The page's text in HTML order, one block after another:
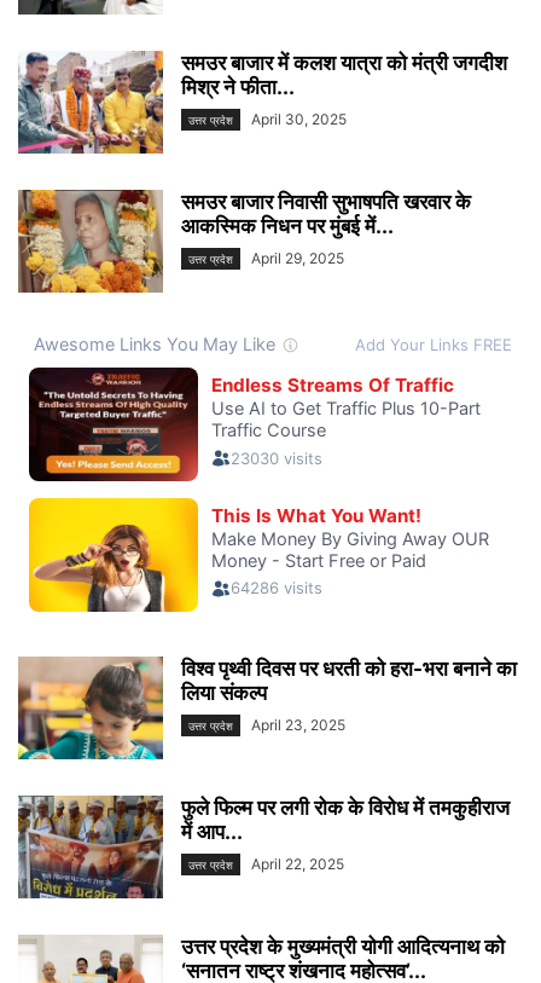
समउर बाजार में कलश यात्रा को मंत्री जगदीश
मिश्र ने फीता...
उत्तर प्रदेश April 30, 2025
समउर बाजार निवासी सुभाषपति खरवार के
आकस्मिक निधन पर मुंबई में...
उत्तर प्रदेश April 29, 2025
विश्व पृथ्वी दिवस पर धरती को हरा-भरा बनाने का
लिया संकल्प
उत्तर प्रदेश April 23, 2025
फुले फिल्म पर लगी रोक के विरोध में तमकुहीराज
में आप...
उत्तर प्रदेश April 22, 2025
उत्तर प्रदेश के मुख्यमंत्री योगी आदित्यनाथ को
‘सनातन राष्ट्र शंखनाद महोत्सव’...